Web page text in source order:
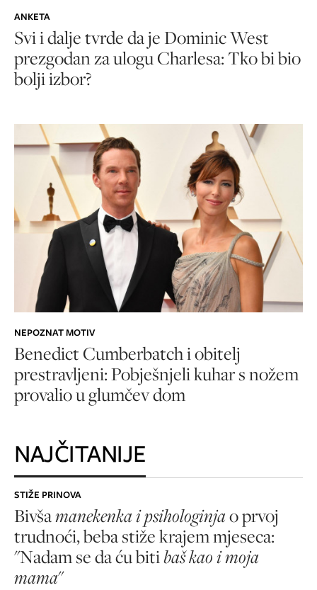
ANKETA
Svi i dalje tvrde da je Dominic West
prezgodan za ulogu Charlesa: Tko bi bio
bolji izbor?
NEPOZNAT MOTIV
Benedict Cumberbatch i obitelj
prestravljeni: Pobješnjeli kuhar s nožem
provalio u glumčev dom
NAJČITANIJE
STIŽE PRINOVA
Bivšamanekenka i psihologinjao prvoj
trudnoći, beba stiže krajem mjeseca:
"Nadam se da ću bitibaš kao i moja
mama"